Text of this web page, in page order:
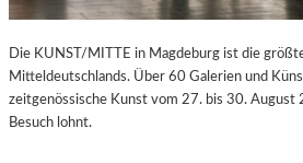
Die KUNST/MITTE in Magdeburg ist die
Mitteldeutschlands. Über 60 Galerien und
zeitgenössische Kunst vom 27. bis 30. August
Besuch lohnt.